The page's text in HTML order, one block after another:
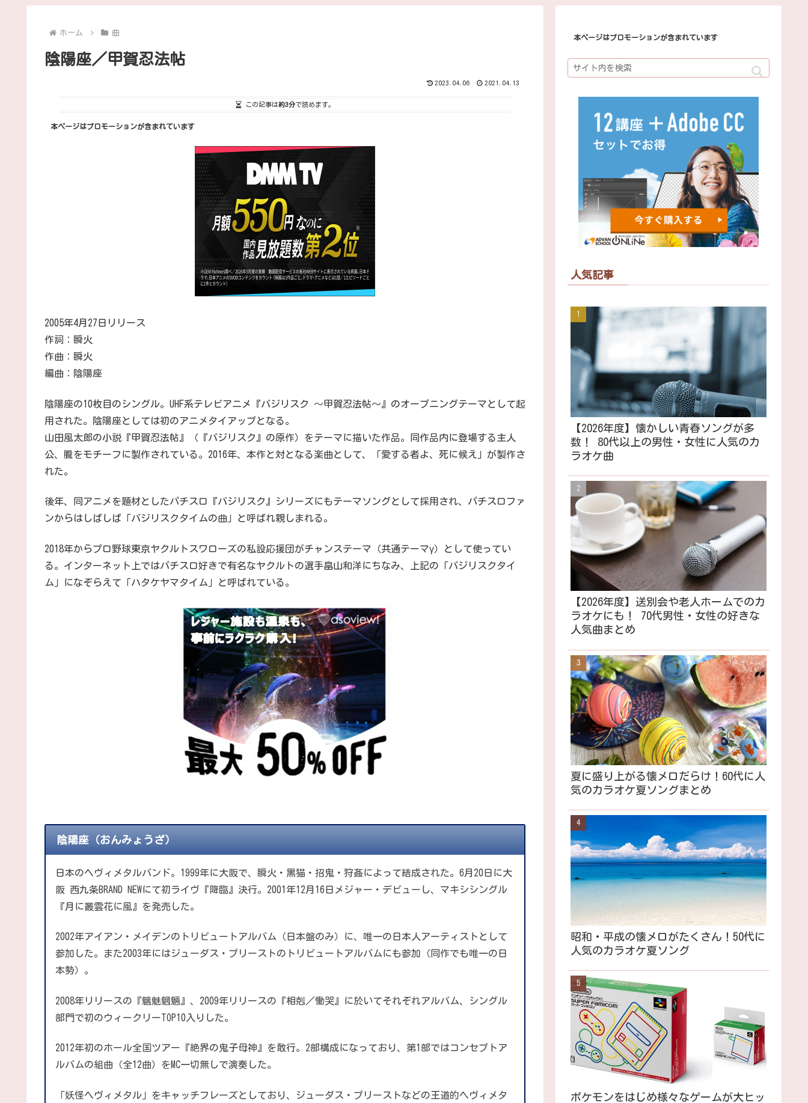
ホーム 曲
陰陽座／甲賀忍法帖
2023.04.06 2021.04.13
この記事は約3分で読めます。
本ページはプロモーションが含まれています
2005年4月27日リリース
作詞：瞬火
作曲：瞬火
編曲：陰陽座
陰陽座の10枚目のシングル。UHF系テレビアニメ『バジリスク 〜甲賀忍法帖〜』のオープニングテーマとして起
用された。陰陽座としては初のアニメタイアップとなる。
山田風太郎の小説『甲賀忍法帖』（『バジリスク』の原作）をテーマに描いた作品。同作品内に登場する主人
公、朧をモチーフに製作されている。2016年、本作と対となる楽曲として、「愛する者よ、死に候え」が製作さ
れた。
後年、同アニメを題材としたパチスロ『バジリスク』シリーズにもテーマソングとして採用され、パチスロファ
ンからはしばしば「バジリスクタイムの曲」と呼ばれ親しまれる。
2018年からプロ野球東京ヤクルトスワローズの私設応援団がチャンステーマ（共通テーマγ）として使ってい
る。インターネット上ではパチスロ好きで有名なヤクルトの選手畠山和洋にちなみ、上記の「バジリスクタイ
ム」になぞらえて「ハタケヤマタイム」と呼ばれている。
陰陽座（おんみょうざ）
日本のヘヴィメタルバンド。1999年に大阪で、瞬火・黒猫・招鬼・狩姦によって結成された。6月20日に大
阪 西九条BRAND NEWにて初ライヴ『降臨』決行。2001年12月16日メジャー・デビューし、マキシシングル
『月に叢雲花に風』を発売した。
2002年アイアン・メイデンのトリビュートアルバム（日本盤のみ）に、唯一の日本人アーティストとして
参加した。また2003年にはジューダス・プリーストのトリビュートアルバムにも参加（同作でも唯一の日
本勢）。
2008年リリースの『魑魅魍魎』、2009年リリースの『相剋／慟哭』に於いてそれぞれアルバム、シングル
部門で初のウィークリーTOP10入りした。
2012年初のホール全国ツアー『絶界の鬼子母神』を敢行。2部構成になっており、第1部ではコンセプトア
ルバムの組曲（全12曲）をMC一切無しで演奏した。
「妖怪ヘヴィメタル」をキャッチフレーズとしており、ジューダス・プリーストなどの王道的ヘヴィメタ
本ページはプロモーションが含まれています
人気記事
【2026年度】懐かしい青春ソングが多
数！ 80代以上の男性・女性に人気のカ
ラオケ曲
【2026年度】送別会や老人ホームでのカ
ラオケにも！ 70代男性・女性の好きな
人気曲まとめ
夏に盛り上がる懐メロだらけ！60代に人
気のカラオケ夏ソングまとめ
昭和・平成の懐メロがたくさん！50代に
人気のカラオケ夏ソング
ポケモンをはじめ様々なゲームが大ヒッ